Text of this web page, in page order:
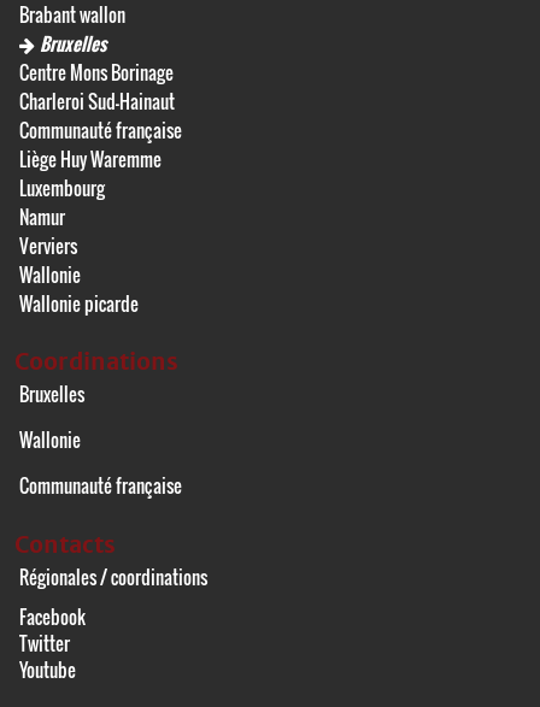
Brabant wallon
Bruxelles
Centre Mons Borinage
Charleroi Sud-Hainaut
Communauté française
Liège Huy Waremme
Luxembourg
Namur
Verviers
Wallonie
Wallonie picarde
Coordinations
Bruxelles
Wallonie
Communauté française
Contacts
Régionales / coordinations
Facebook
Twitter
Youtube